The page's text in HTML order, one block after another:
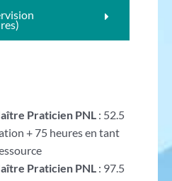
Praticien PNL : 52.5
+ 75 heures en tant
Praticien PNL : 97.5